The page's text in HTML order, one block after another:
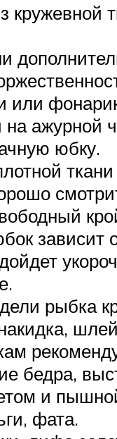
или
ажурной
юбку.
зависит
рыбка
бедра,
и
фата.